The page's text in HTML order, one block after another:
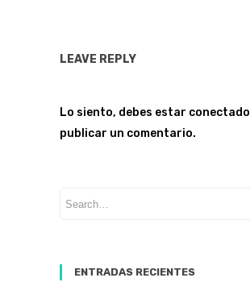
LEAVE REPLY
Lo siento, debes estar conectado
publicar un comentario.
ENTRADAS RECIENTES